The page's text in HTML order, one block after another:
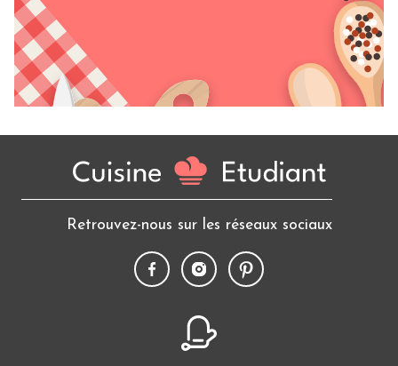
Retrouvez-nous sur les réseaux sociaux